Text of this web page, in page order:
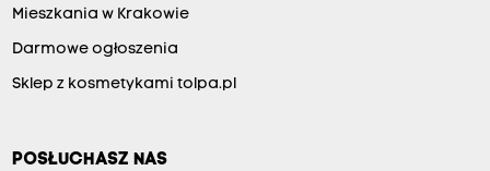
Mieszkania w Krakowie
Darmowe ogłoszenia
Sklep z kosmetykami tolpa.pl
POSŁUCHASZ NAS